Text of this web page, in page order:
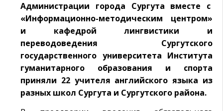
Администрации города Сургута вместе с
«Информационно-методическим центром»
и кафедрой лингвистики и
переводоведения Сургутского
государственного университета Института
гуманитарного образования и спорта
приняли 22 учителя английского языка из
разных школ Сургута и Сургутского района.